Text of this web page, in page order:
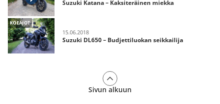
Suzuki Katana – Kaksiteräinen miekka
KOEAJOT
15.06.2018
Suzuki DL650 – Budjettiluokan seikkailija
Sivun alkuun